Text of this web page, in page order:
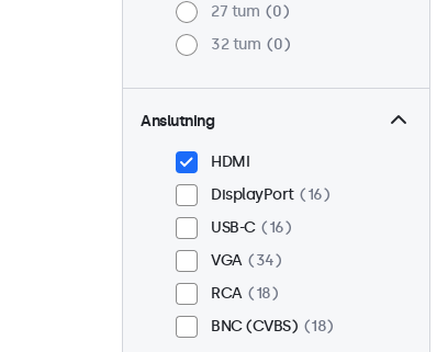
27 tum
0
32 tum
0
Anslutning
HDMI
DisplayPort
16
USB-C
16
VGA
34
RCA
18
BNC (CVBS)
18